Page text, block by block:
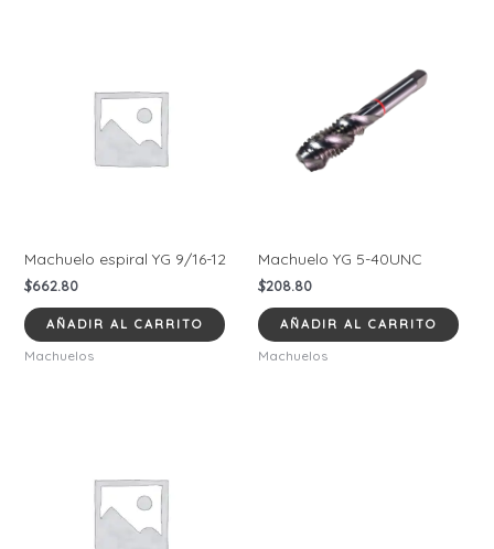
Machuelo espiral YG 9/16-12
$662.80
AÑADIR AL CARRITO
Machuelos
Machuelo YG 5-40UNC
$208.80
AÑADIR AL CARRITO
Machuelos